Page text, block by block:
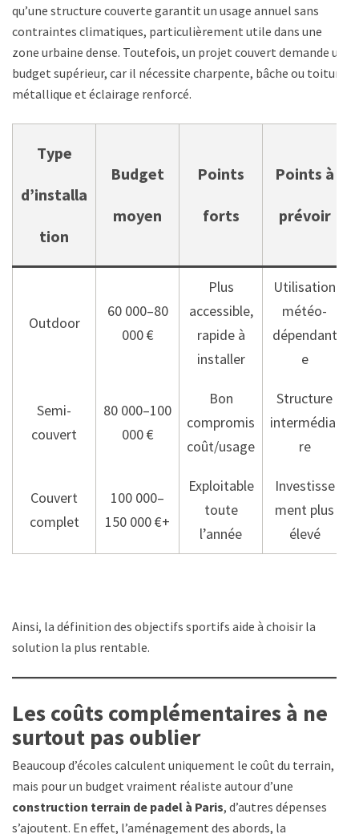
qu’une structure couverte garantit un usage annuel sans
contraintes climatiques, particulièrement utile dans une
zone urbaine dense. Toutefois, un projet couvert demande un
budget supérieur, car il nécessite charpente, bâche ou toiture
métallique et éclairage renforcé.
Type
d’installa
tion
Budget
moyen
Points
forts
Points à
prévoir
Outdoor
60 000–80
000 €
Plus
accessible,
rapide à
installer
Utilisation
météo-
dépendant
e
Semi-
couvert
80 000–100
000 €
Bon
compromis
coût/usage
Structure
intermédiai
re
Couvert
complet
100 000–
150 000 €+
Exploitable
toute
l’année
Investisse
ment plus
élevé
Ainsi, la définition des objectifs sportifs aide à choisir la
solution la plus rentable.
Les coûts complémentaires à ne
surtout pas oublier
Beaucoup d’écoles calculent uniquement le coût du terrain,
mais pour un budget vraiment réaliste autour d’une
construction terrain de padel à Paris, d’autres dépenses
s’ajoutent. En effet, l’aménagement des abords, la